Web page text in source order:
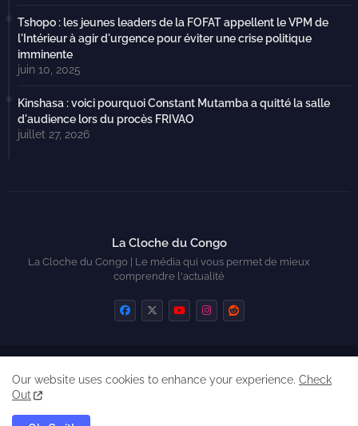
Tshopo : les jeunes leaders de la FOFAT appellent le VPM de
l'Intérieur à agir d'urgence pour éviter une crise politique
imminente
juin 10, 2025
Kinshasa : voici pourquoi Constant Mutamba a quitté la salle
d'audience lors du procès FRIVAO
juillet 27, 2026
La Cloche du Congo
La Cloche du Congo | Le média qui vous permet de mieux
comprendre l'actualité
Our website uses cookies to enhance your experience. Check
Out